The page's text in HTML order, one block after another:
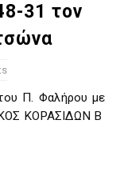
31 τον
Π. Φαλήρου με
ΚΟΡΑΣΙΔΩΝ Β